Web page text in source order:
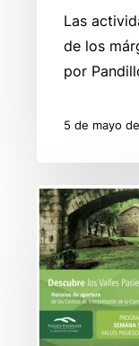
Las
de los
por
5 de mayo
Semana
Santa
en
Valles
Pasiegos